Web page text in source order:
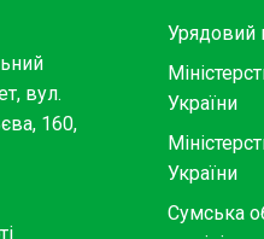
вул.
160,
Урядовий
України
України
Сумська